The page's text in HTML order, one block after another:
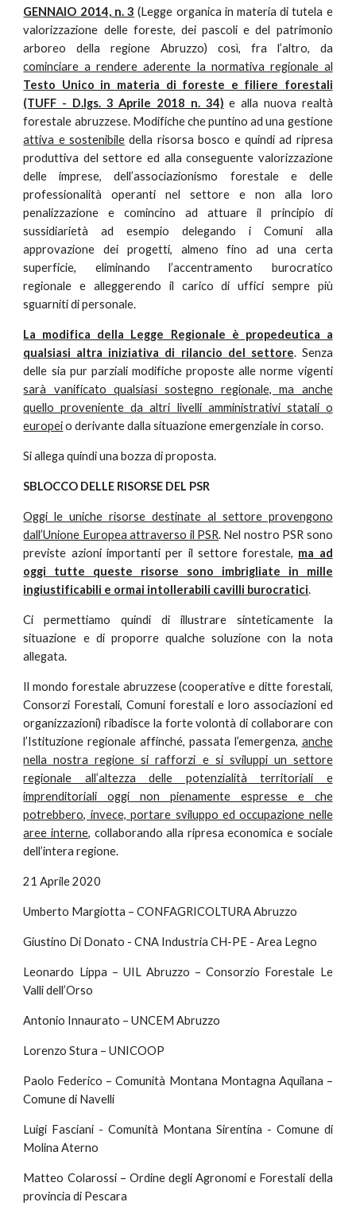
GENNAIO 2014, n. 3 (Legge organica in materia di tutela e
valorizzazione delle foreste, dei pascoli e del patrimonio
arboreo della regione Abruzzo) così, fra l’altro, da
cominciare a rendere aderente la normativa regionale al
Testo Unico in materia di foreste e filiere forestali
(TUFF - D.lgs. 3 Aprile 2018 n. 34) e alla nuova realtà
forestale abruzzese. Modifiche che puntino ad una gestione
attiva e sostenibile della risorsa bosco e quindi ad ripresa
produttiva del settore ed alla conseguente valorizzazione
delle imprese, dell’associazionismo forestale e delle
professionalità operanti nel settore e non alla loro
penalizzazione e comincino ad attuare il principio di
sussidiarietà ad esempio delegando i Comuni alla
approvazione dei progetti, almeno fino ad una certa
superficie, eliminando l’accentramento burocratico
regionale e alleggerendo il carico di uffici sempre più
sguarniti di personale.
La modifica della Legge Regionale è propedeutica a
qualsiasi altra iniziativa di rilancio del settore. Senza
delle sia pur parziali modifiche proposte alle norme vigenti
sarà vanificato qualsiasi sostegno regionale, ma anche
quello proveniente da altri livelli amministrativi statali o
europeio derivante dalla situazione emergenziale in corso.
Si allega quindi una bozza di proposta.
SBLOCCO DELLE RISORSE DEL PSR
Oggi le uniche risorse destinate al settore provengono
dall’Unione Europea attraverso il PSR. Nel nostro PSR sono
previste azioni importanti per il settore forestale, ma ad
oggi tutte queste risorse sono imbrigliate in mille
ingiustificabili e ormai intollerabili cavilli burocratici.
Ci permettiamo quindi di illustrare sinteticamente la
situazione e di proporre qualche soluzione con la nota
allegata.
Il mondo forestale abruzzese (cooperative e ditte forestali,
Consorzi Forestali, Comuni forestali e loro associazioni ed
organizzazioni) ribadisce la forte volontà di collaborare con
l’Istituzione regionale affinché, passata l’emergenza, anche
nella nostra regione si rafforzi e si sviluppi un settore
regionale all’altezza delle potenzialità territoriali e
imprenditoriali oggi non pienamente espresse e che
potrebbero, invece, portare sviluppo ed occupazione nelle
aree interne, collaborando alla ripresa economica e sociale
dell’intera regione.
21 Aprile 2020
Umberto Margiotta – CONFAGRICOLTURA Abruzzo
Giustino Di Donato - CNA Industria CH-PE - Area Legno
Leonardo Lippa – UIL Abruzzo – Consorzio Forestale Le
Valli dell’Orso
Antonio Innaurato – UNCEM Abruzzo
Lorenzo Stura – UNICOOP
Paolo Federico – Comunità Montana Montagna Aquilana –
Comune di Navelli
Luigi Fasciani - Comunità Montana Sirentina - Comune di
Molina Aterno
Matteo Colarossi – Ordine degli Agronomi e Forestali della
provincia di Pescara